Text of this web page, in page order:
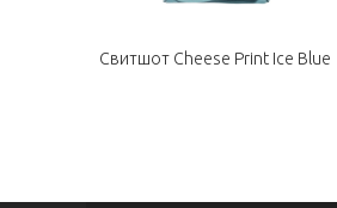
Свитшот Cheese Print Ice Blue